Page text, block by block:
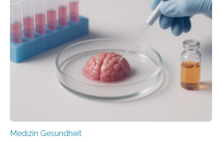
der Hypertrophen Kardiomyopathie (HCM) versagen
kann und wie sich durch eine Verringerung der
Herzbelastung und des oxidativen Stresses
Rhythmusstörungen reduzieren lassen. Würzburg. Die
hypertrophe Kardiomyopathie (HCM) ist die häufigste
erblich bedingte Herzerkrankung. Sie führt dazu, dass
sich die linke Herzkammer verdickt, der Herzmuskel zu
stark kontrahiert…
Medizin Gesundheit